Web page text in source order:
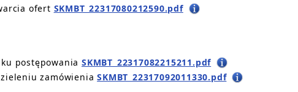
ofert SKMBT_22317080212590.pdf
postępowania SKMBT_22317082215211.pdf
zamówieniaSKMBT_22317092011330.pdf